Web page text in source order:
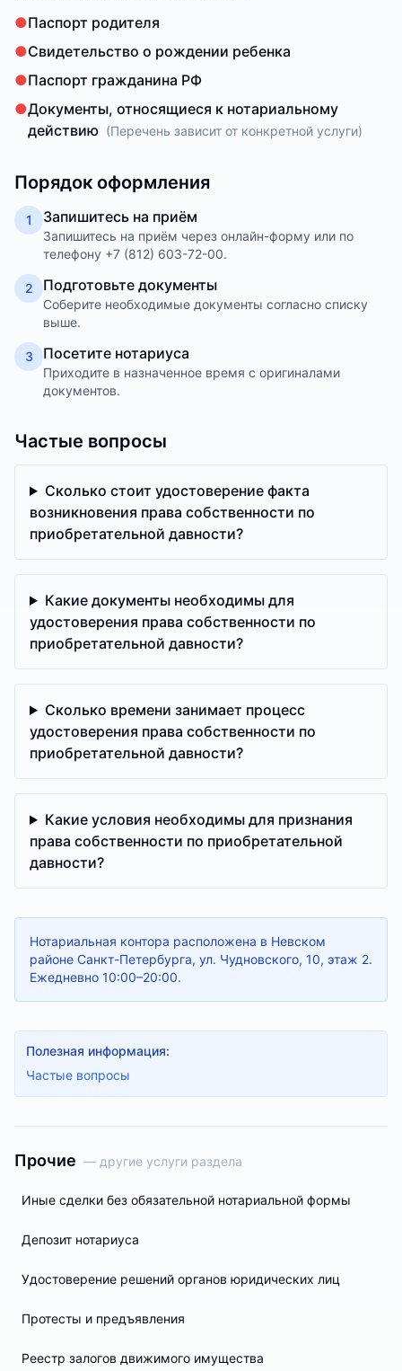
●Паспорт родителя
●Свидетельство о рождении ребенка
●Паспорт гражданина РФ
●Документы, относящиеся к нотариальному
действию (Перечень зависит от конкретной услуги)
Порядок оформления
1 Запишитесь на приём
Запишитесь на приём через онлайн-форму или по
телефону +7 (812) 603-72-00.
2 Подготовьте документы
Соберите необходимые документы согласно списку
выше.
3 Посетите нотариуса
Приходите в назначенное время с оригиналами
документов.
Частые вопросы
Сколько стоит удостоверение факта
возникновения права собственности по
приобретательной давности?
Какие документы необходимы для
удостоверения права собственности по
приобретательной давности?
Сколько времени занимает процесс
удостоверения права собственности по
приобретательной давности?
Какие условия необходимы для признания
права собственности по приобретательной
давности?
Нотариальная контора расположена в Невском
районе Санкт-Петербурга, ул. Чудновского, 10, этаж 2.
Ежедневно 10:00–20:00.
Полезная информация:
Частые вопросы
Прочие — другие услуги раздела
Иные сделки без обязательной нотариальной формы
Депозит нотариуса
Удостоверение решений органов юридических лиц
Протесты и предъявления
Реестр залогов движимого имущества